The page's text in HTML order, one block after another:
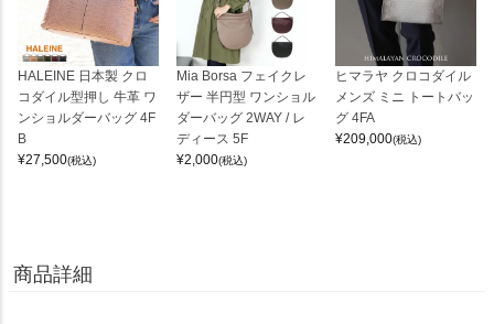
HALEINE 日本製 クロ
コダイル型押し 牛革 ワ
ンショルダーバッグ 4F
B
¥27,500(税込)
Mia Borsa フェイクレ
ザー 半円型 ワンショル
ダーバッグ 2WAY / レ
ディース 5F
¥2,000(税込)
ヒマラヤ クロコダイル
メンズ ミニ トートバッ
グ 4FA
¥209,000(税込)
商品詳細